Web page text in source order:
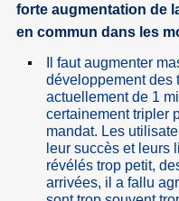
forte augmentation de
en commun dans les
Il faut augmenter
développement des
actuellement de 1
certainement tripler
mandat. Les
leur succès et leurs
révélés trop petit,
arrivées, il a fallu